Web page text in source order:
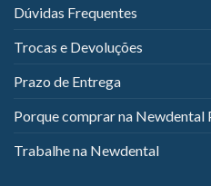
Dúvidas Frequentes
Trocas e Devoluções
Prazo de Entrega
Porque comprar na
Trabalhe na Newdental